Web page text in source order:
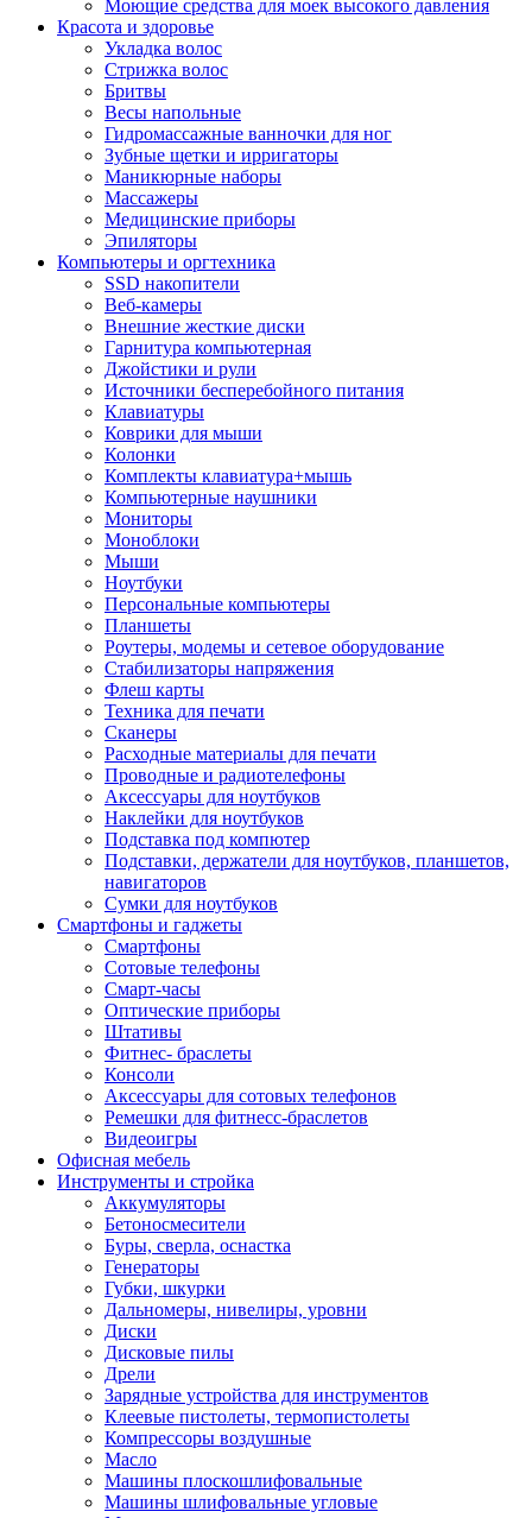
Моющие средства для моек высокого давления
Красота и здоровье
Укладка волос
Стрижка волос
Бритвы
Весы напольные
Гидромассажные ванночки для ног
Зубные щетки и ирригаторы
Маникюрные наборы
Массажеры
Медицинские приборы
Эпиляторы
Компьютеры и оргтехника
SSD накопители
Веб-камеры
Внешние жесткие диски
Гарнитура компьютерная
Джойстики и рули
Источники бесперебойного питания
Клавиатуры
Коврики для мыши
Колонки
Комплекты клавиатура+мышь
Компьютерные наушники
Мониторы
Моноблоки
Мыши
Ноутбуки
Персональные компьютеры
Планшеты
Роутеры, модемы и сетевое оборудование
Стабилизаторы напряжения
Флеш карты
Техника для печати
Сканеры
Расходные материалы для печати
Проводные и радиотелефоны
Аксессуары для ноутбуков
Наклейки для ноутбуков
Подставка под компютер
Подставки, держатели для ноутбуков, планшетов,
навигаторов
Сумки для ноутбуков
Смартфоны и гаджеты
Смартфоны
Сотовые телефоны
Смарт-часы
Оптические приборы
Штативы
Фитнес- браслеты
Консоли
Аксессуары для сотовых телефонов
Ремешки для фитнесс-браслетов
Видеоигры
Офисная мебель
Инструменты и стройка
Аккумуляторы
Бетоносмесители
Буры, сверла, оснастка
Генераторы
Губки, шкурки
Дальномеры, нивелиры, уровни
Диски
Дисковые пилы
Дрели
Зарядные устройства для инструментов
Клеевые пистолеты, термопистолеты
Компрессоры воздушные
Масло
Машины плоскошлифовальные
Машины шлифовальные угловые